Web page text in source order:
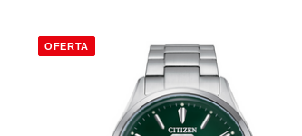
OFERTA